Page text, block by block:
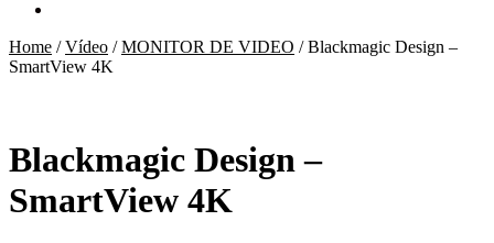
Home /Vídeo /MONITOR DE VIDEO /Blackmagic Design –
SmartView 4K
Blackmagic Design –
SmartView 4K